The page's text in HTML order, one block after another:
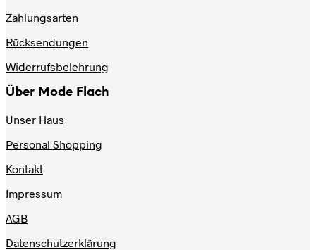
Zahlungsarten
Rücksendungen
Widerrufsbelehrung
Über Mode Flach
Unser Haus
Personal Shopping
Kontakt
Impressum
AGB
Datenschutzerklärung